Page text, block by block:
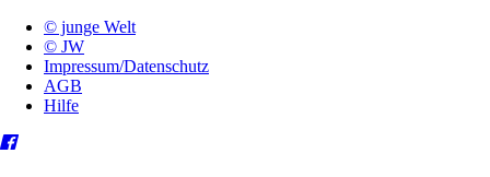
© junge Welt
© JW
Impressum/Datenschutz
AGB
Hilfe